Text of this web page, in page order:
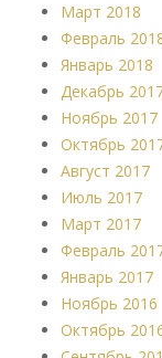
Март 2018
Февраль
Январь 2018
Декабрь
Ноябрь 2017
Октябрь
Август 2017
Июль 2017
Март 2017
Февраль
Январь 2017
Ноябрь 2016
Октябрь